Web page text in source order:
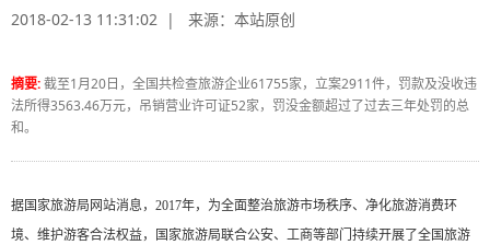
2018-02-13 11:31:02 | 来源： 本站原创
摘要:截至1月20日，全国共检查旅游企业61755家，立案2911件，罚款及没收违
法所得3563.46万元，吊销营业许可证52家，罚没金额超过了过去三年处罚的总
和。
据国家旅游局网站消息，2017年，为全面整治旅游市场秩序、净化旅游消费环
境、维护游客合法权益，国家旅游局联合公安、工商等部门持续开展了全国旅游